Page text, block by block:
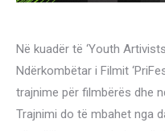
Në kuadër të ‘Youth
Ndërkombëtar i Filmit
trajnime për filmbërës dhe
Trajnimi do të mbahet nga